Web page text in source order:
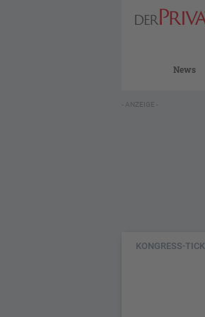
News
- ANZEIGE -
KONGRESS-